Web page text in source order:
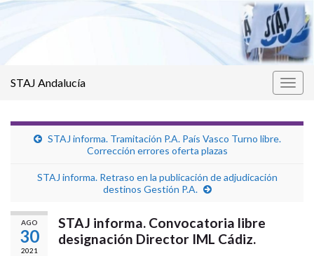
STAJ Andalucía
STAJ informa. Tramitación P.A. País Vasco Turno libre.
Corrección errores oferta plazas
STAJ informa. Retraso en la publicación de adjudicación
destinos Gestión P.A.
AGO
30
2021
STAJ informa. Convocatoria libre
designación Director IML Cádiz.